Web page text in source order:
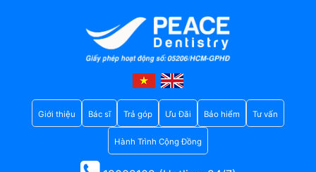
Giới thiệu Bác sĩ Trả góp Ưu Đãi Bảo hiểm Tư vấn
Hành Trình Cộng Đồng